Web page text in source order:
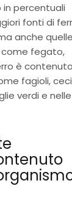
percentuali
fonti di
anche quelle
come fegato,
è contenuto
fagioli,
verdi e nelle